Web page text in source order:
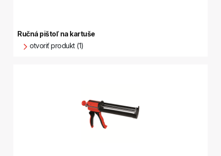
Ručná pištoľ na kartuše
otvoriť produkt (1)